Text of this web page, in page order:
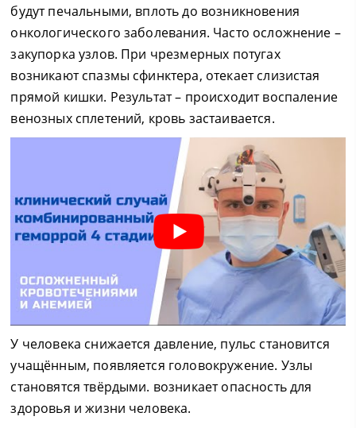
будут печальными, вплоть до возникновения
онкологического заболевания. Часто осложнение –
закупорка узлов. При чрезмерных потугах
возникают спазмы сфинктера, отекает слизистая
прямой кишки. Результат – происходит воспаление
венозных сплетений, кровь застаивается.
У человека снижается давление, пульс становится
учащённым, появляется головокружение. Узлы
становятся твёрдыми. возникает опасность для
здоровья и жизни человека.